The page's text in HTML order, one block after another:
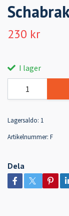
230 kr
I lager
Lagersaldo: 1
Artikelnummer: F
Dela